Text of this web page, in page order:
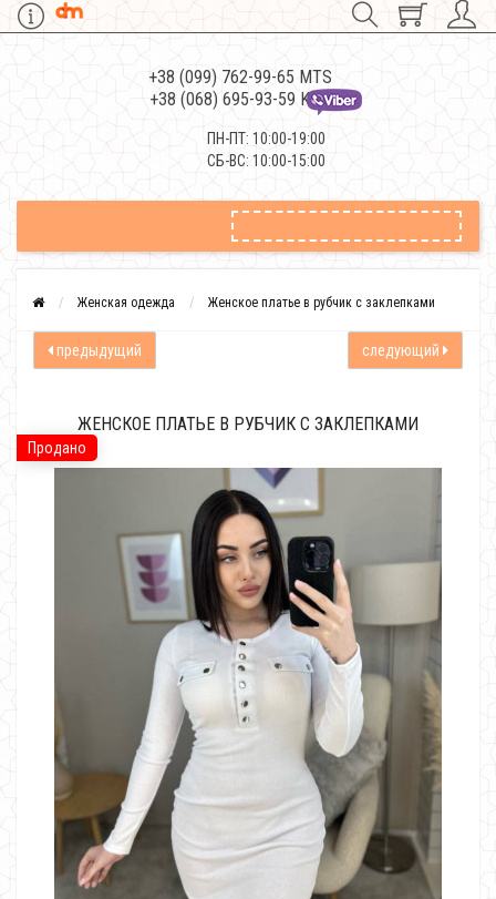
+38 (099) 762-99-65 MTS
+38 (068) 695-93-59 Kievstar
ПН-ПТ: 10:00-19:00
СБ-ВС: 10:00-15:00
Женская одежда Женское платье в рубчик с заклепками
предыдущий следующий
Продано
ЖЕНСКОЕ ПЛАТЬЕ В РУБЧИК С ЗАКЛЕПКАМИ